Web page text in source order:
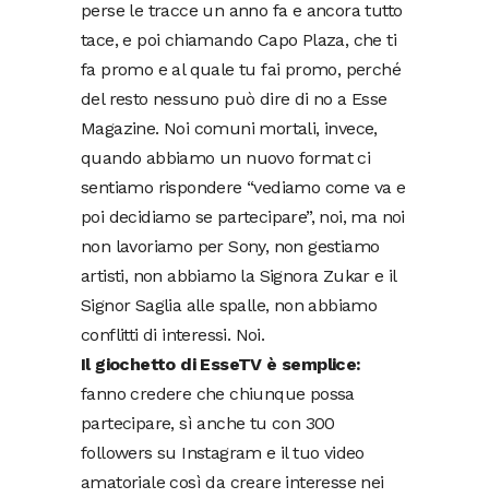
perse le tracce un anno fa e ancora tutto
tace, e poi chiamando Capo Plaza, che ti
fa promo e al quale tu fai promo, perché
del resto nessuno può dire di no a Esse
Magazine. Noi comuni mortali, invece,
quando abbiamo un nuovo format ci
sentiamo rispondere “vediamo come va e
poi decidiamo se partecipare”, noi, ma noi
non lavoriamo per Sony, non gestiamo
artisti, non abbiamo la Signora Zukar e il
Signor Saglia alle spalle, non abbiamo
conflitti di interessi. Noi.
Il giochetto di EsseTV è semplice:
fanno credere che chiunque possa
partecipare, sì anche tu con 300
followers su Instagram e il tuo video
amatoriale così da creare interesse nei